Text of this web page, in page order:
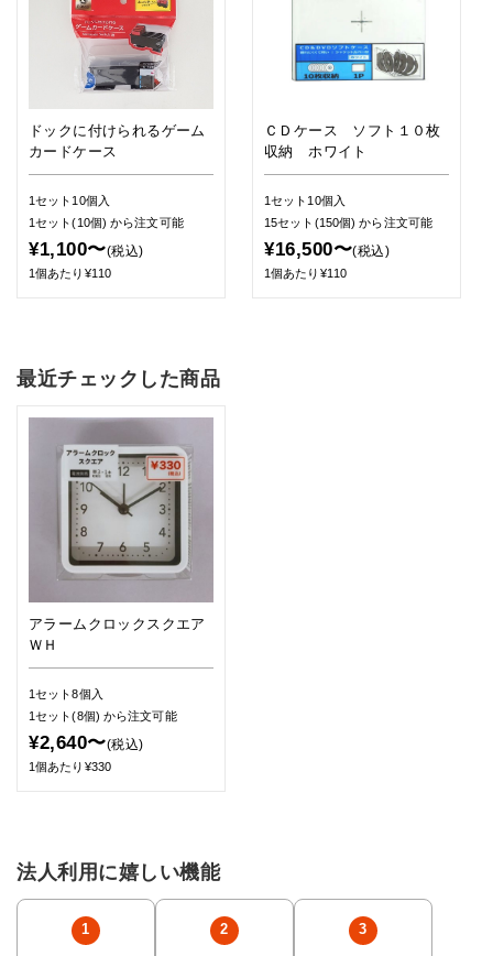
ドックに付けられるゲーム
カードケース
1セット10個入
1セット(10個)から注文可能
¥1,100〜(税込)
1個あたり¥110
ＣＤケース ソフト１０枚
収納 ホワイト
1セット10個入
15セット(150個)から注文可能
¥16,500〜(税込)
1個あたり¥110
最近チェックした商品
アラームクロックスクエア
ＷＨ
1セット8個入
1セット(8個) から注文可能
¥2,640〜(税込)
1個あたり¥330
法人利用に嬉しい機能